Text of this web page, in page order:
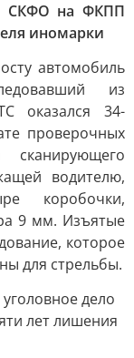
СКФО на ФКПП
иномарки
автомобиль
из
оказался 34-
проверочных
сканирующего
водителю,
коробочки,
9 мм. Изъятые
которое
для стрельбы.
дело
лет лишения